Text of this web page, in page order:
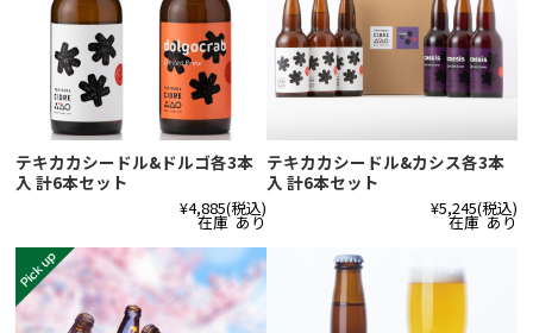
テキカカシードル&ドルゴ各3本
入 計6本セット
¥4,885(税込)
在庫 あり
テキカカシードル&カシス各3本
入 計6本セット
¥5,245(税込)
在庫 あり